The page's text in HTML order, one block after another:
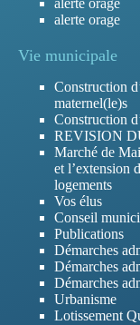
alerte orage
Vie municipale
Construction
maternel(le)s
Construction
REVISION
Marché de
et l’extension
logements
Vos élus
Conseil
Publications
Démarches
Démarches
Démarches
Urbanisme
Lotissement